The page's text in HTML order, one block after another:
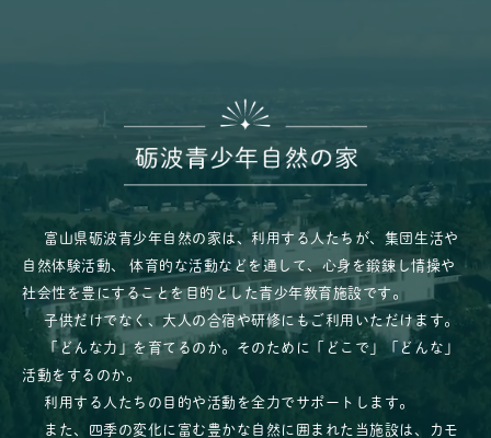
富山県砺波青少年自然の家は、利用する人たちが、集団生活や
自然体験活動、
体育的な活動などを通して、心身を鍛錬し情操や
社会性を豊にすることを目的とした青少年教育施設です。
子供だけでなく、大人の合宿や研修にもご利用いただけます。
「どんな力」を育てるのか。そのために「どこで」「どんな」
活動をするのか。
利用する人たちの目的や活動を全力でサポートします。
また、四季の変化に富む豊かな自然に囲まれた当施設は、カモ